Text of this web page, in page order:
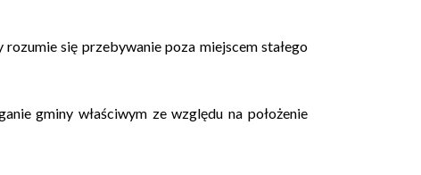
się przebywanie poza miejscem stałego
gminy właściwym ze względu na położenie